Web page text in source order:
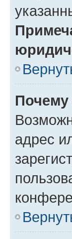
Почему
адрес